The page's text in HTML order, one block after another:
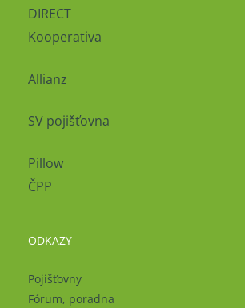
DIRECT
Kooperativa
Allianz
SV pojišťovna
Pillow
ČPP
ODKAZY
Pojišťovny
Fórum, poradna